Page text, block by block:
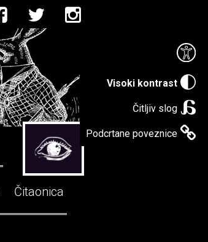
Visoki kontrast
Čitljiv slog
Podcrtane poveznice
Čitaonica